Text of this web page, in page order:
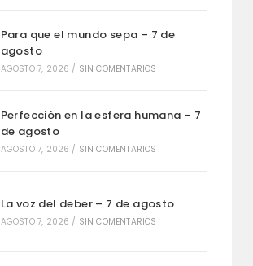
Para que el mundo sepa – 7 de
agosto
AGOSTO 7, 2026 / SIN COMENTARIOS
Perfección en la esfera humana – 7
de agosto
AGOSTO 7, 2026 / SIN COMENTARIOS
La voz del deber – 7 de agosto
AGOSTO 7, 2026 / SIN COMENTARIOS